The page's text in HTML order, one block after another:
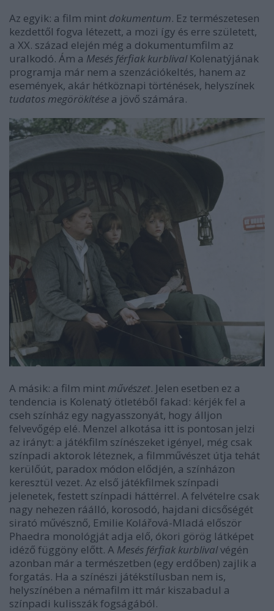
Az egyik: a film mint dokumentum. Ez természetesen
kezdettől fogva létezett, a mozi így és erre született,
a XX. század elején még a dokumentumfilm az
uralkodó. Ám a Mesés férfiak kurblivalKolenatýjának
programja már nem a szenzációkeltés, hanem az
események, akár hétköznapi történések, helyszínek
tudatos megörökítése a jövő számára.
A másik: a film mint művészet. Jelen esetben ez a
tendencia is Kolenatý ötletéből fakad: kérjék fel a
cseh színház egy nagyasszonyát, hogy álljon
felvevőgép elé. Menzel alkotása itt is pontosan jelzi
az irányt: a játékfilm színészeket igényel, még csak
színpadi aktorok léteznek, a filmművészet útja tehát
kerülőút, paradox módon elődjén, a színházon
keresztül vezet. Az első játékfilmek színpadi
jelenetek, festett színpadi háttérrel. A felvételre csak
nagy nehezen ráálló, korosodó, hajdani dicsőségét
sirató művésznő, Emilie Kolářová-Mladá először
Phaedra monológját adja elő, ókori görög látképet
idéző függöny előtt. A Mesés férfiak kurblivalvégén
azonban már a természetben (egy erdőben) zajlik a
forgatás. Ha a színészi játékstílusban nem is,
helyszínében a némafilm itt már kiszabadul a
színpadi kulisszák fogságából.